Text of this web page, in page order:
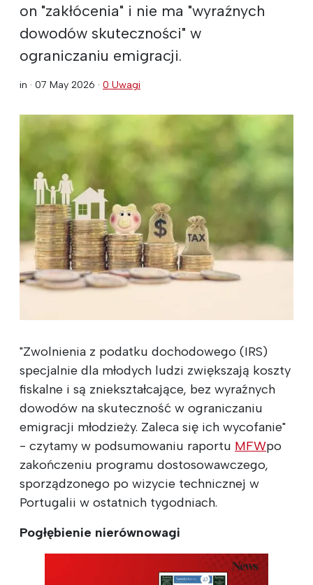
on "zakłócenia" i nie ma "wyraźnych
dowodów skuteczności" w
ograniczaniu emigracji.
in · 07 May 2026 · 0 Uwagi
"Zwolnienia z podatku dochodowego (IRS)
specjalnie dla młodych ludzi zwiększają koszty
fiskalne i są zniekształcające, bez wyraźnych
dowodów na skuteczność w ograniczaniu
emigracji młodzieży. Zaleca się ich wycofanie"
- czytamy w podsumowaniu raportu MFWpo
zakończeniu programu dostosowawczego,
sporządzonego po wizycie technicznej w
Portugalii w ostatnich tygodniach.
Pogłębienie nierównowagi